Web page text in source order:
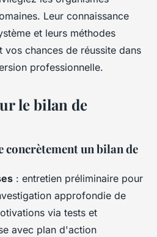
Leur connaissance
et leurs méthodes
vos chances de réussite dans
professionnelle.
le bilan de
concrètement un bilan de
: entretien préliminaire pour
approfondie de
via tests et
avec plan d'action